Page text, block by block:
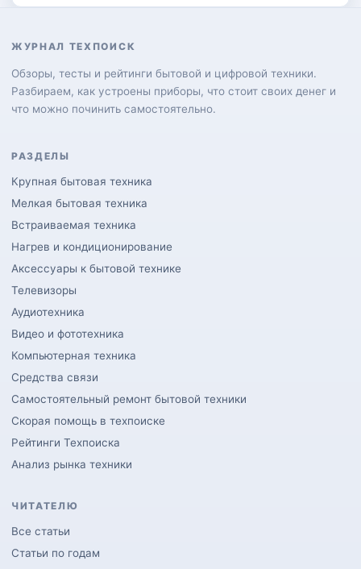
ЖУРНАЛ ТЕХПОИСК
Обзоры, тесты и рейтинги бытовой и цифровой техники.
Разбираем, как устроены приборы, что стоит своих денег и
что можно починить самостоятельно.
РАЗДЕЛЫ
Крупная бытовая техника
Мелкая бытовая техника
Встраиваемая техника
Нагрев и кондиционирование
Аксессуары к бытовой технике
Телевизоры
Аудиотехника
Видео и фототехника
Компьютерная техника
Средства связи
Самостоятельный ремонт бытовой техники
Скорая помощь в техпоиске
Рейтинги Техпоиска
Анализ рынка техники
ЧИТАТЕЛЮ
Все статьи
Статьи по годам